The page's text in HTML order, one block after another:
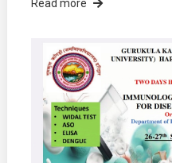
Read more